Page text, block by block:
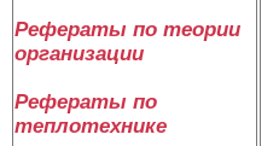
Рефераты по теории
организации
Рефераты по
теплотехнике